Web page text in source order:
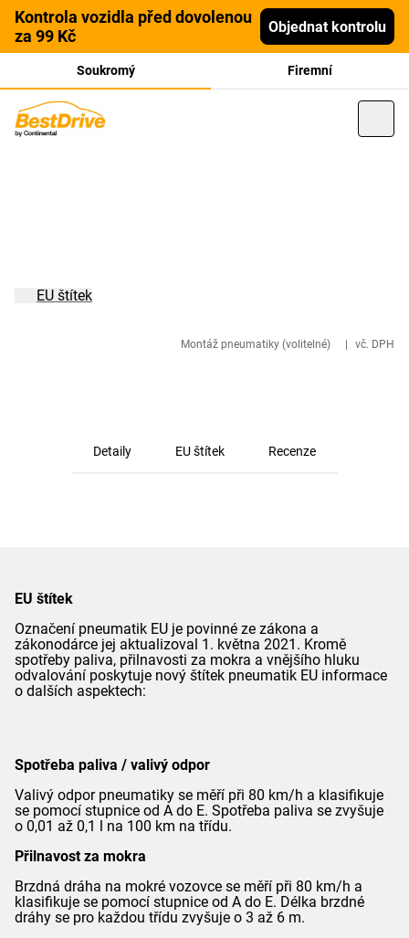
Kontrola vozidla před dovolenou
za 99 Kč
Objednat kontrolu
Soukromý Firemní
Montáž pneumatiky (volitelné) vč. DPH
EU štítek
Detaily EU štítek Recenze
EU štítek
Označení pneumatik EU je povinné ze zákona a
zákonodárce jej aktualizoval 1. května 2021. Kromě
spotřeby paliva, přilnavosti za mokra a vnějšího hluku
odvalování poskytuje nový štítek pneumatik EU informace
o dalších aspektech:
Spotřeba paliva / valivý odpor
Valivý odpor pneumatiky se měří při 80 km/h a klasifikuje
se pomocí stupnice od A do E. Spotřeba paliva se zvyšuje
o 0,01 až 0,1 l na 100 km na třídu.
Přilnavost za mokra
Brzdná dráha na mokré vozovce se měří při 80 km/h a
klasifikuje se pomocí stupnice od A do E. Délka brzdné
dráhy se pro každou třídu zvyšuje o 3 až 6 m.